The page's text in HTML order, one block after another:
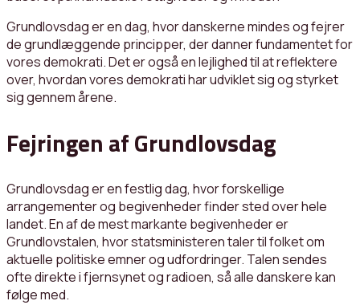
Grundlovsdag er en dag, hvor danskerne mindes og fejrer
de grundlæggende principper, der danner fundamentet for
vores demokrati. Det er også en lejlighed til at reflektere
over, hvordan vores demokrati har udviklet sig og styrket
sig gennem årene.
Fejringen af Grundlovsdag
Grundlovsdag er en festlig dag, hvor forskellige
arrangementer og begivenheder finder sted over hele
landet. En af de mest markante begivenheder er
Grundlovstalen, hvor statsministeren taler til folket om
aktuelle politiske emner og udfordringer. Talen sendes
ofte direkte i fjernsynet og radioen, så alle danskere kan
følge med.